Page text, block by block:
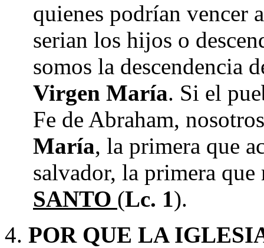
quienes podrían vencer
serian los hijos o
somos la descendencia
Virgen María. Si el
Fe de Abraham,
María, la primera que
salvador, la primera
SANTO (Lc. 1).
POR QUE LA